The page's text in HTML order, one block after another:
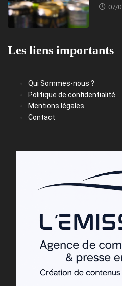
07/
Les liens importants
Qui Sommes-nous ?
Politique de confidentialité
Mentions légales
Contact